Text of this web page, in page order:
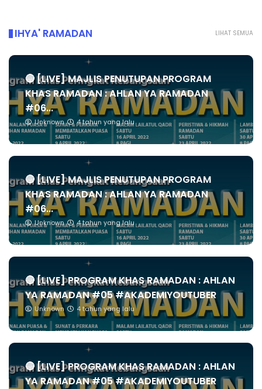
LIHAT SEMUA
IHYA' RAMADAN
🔴 [LIVE] MAJLIS PENUTUPAN PROGRAM
KHAS RAMADAN : AHLAN YA RAMADAN
#06...
Unknown 4 tahun yang lalu
🔴 [LIVE] MAJLIS PENUTUPAN PROGRAM
KHAS RAMADAN : AHLAN YA RAMADAN
#06...
Unknown 4 tahun yang lalu
🔴 [LIVE] PROGRAM KHAS RAMADAN : AHLAN
YA RAMADAN #05 #AKADEMIYOUTUBER
Unknown 4 tahun yang lalu
🔴 [LIVE] PROGRAM KHAS RAMADAN : AHLAN
YA RAMADAN #05 #AKADEMIYOUTUBER